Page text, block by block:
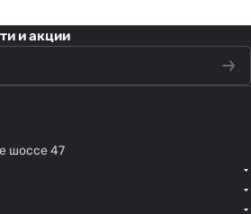
и акции
шоссе 47